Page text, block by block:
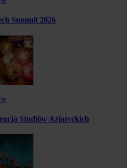
Summit 2026
Studiów Azjatyckich